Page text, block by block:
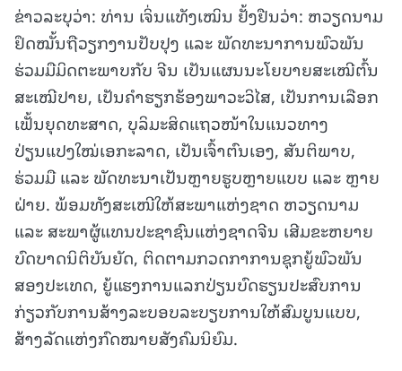
ຂ່າວລະບຸວ່າ: ທ່ານ ເຈິ່ນແທັງເໝິນ ຢັ້ງຢືນວ່າ: ຫວຽດນາມ
ຢຶດໝັ້ນຖືວຽກງານປັບປຸງ ແລະ ພັດທະນາການພົວພັນ
ຮ່ວມມືມິດຕະພາບກັບ ຈີນ ເປັນແຜນນະໂຍບາຍສະເໝີຕົ້ນ
ສະເໝີປາຍ, ເປັນຄຳຮຽກຮ້ອງພາວະວິໄສ, ເປັນການເລືອກ
ເຟັ້ນຍຸດທະສາດ, ບຸລິມະສິດແຖວໜ້າໃນແນວທາງ
ປ່ຽນແປງໃໝ່ເອກະລາດ, ເປັນເຈົ້າຕົນເອງ, ສັນຕິພາບ,
ຮ່ວມມື ແລະ ພັດທະນາເປັນຫຼາຍຮູບຫຼາຍແບບ ແລະ ຫຼາຍ
ຝ່າຍ. ພ້ອມທັງສະເໜີໃຫ້ສະພາແຫ່ງຊາດ ຫວຽດນາມ
ແລະ ສະພາຜູ້ແທນປະຊາຊົນແຫ່ງຊາດຈີນ ເສີມຂະຫຍາຍ
ບົດບາດນິຕິບັນຍັດ, ຕິດຕາມກວດກາການຊຸກຍູ້ພົວພັນ
ສອງປະເທດ, ຍູ້ແຮງການແລກປ່ຽນບົດຮຽນປະສົບການ
ກ່ຽວກັບການສ້າງລະບອບລະບຽບການໃຫ້ສົມບູນແບບ,
ສ້າງລັດແຫ່ງກົດໝາຍສັງຄົມນິຍົມ.